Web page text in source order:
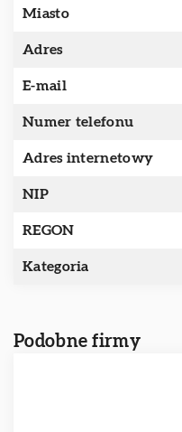
Miasto
Adres
E-mail
Numer telefonu
Adres internetowy
NIP
REGON
Kategoria
Podobne firmy